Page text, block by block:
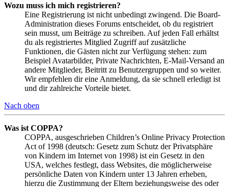
Wozu muss ich mich registrieren?
Eine Registrierung ist nicht unbedingt zwingend. Die Board-
Administration dieses Forums entscheidet, ob du registriert
sein musst, um Beiträge zu schreiben. Auf jeden Fall erhältst
du als registriertes Mitglied Zugriff auf zusätzliche
Funktionen, die Gästen nicht zur Verfügung stehen: zum
Beispiel Avatarbilder, Private Nachrichten, E-Mail-Versand an
andere Mitglieder, Beitritt zu Benutzergruppen und so weiter.
Wir empfehlen dir eine Anmeldung, da sie schnell erledigt ist
und dir zahlreiche Vorteile bietet.
Nach oben
Was ist COPPA?
COPPA, ausgeschrieben Children’s Online Privacy Protection
Act of 1998 (deutsch: Gesetz zum Schutz der Privatsphäre
von Kindern im Internet von 1998) ist ein Gesetz in den
USA, welches festlegt, dass Websites, die möglicherweise
persönliche Daten von Kindern unter 13 Jahren erheben,
hierzu die Zustimmung der Eltern beziehungsweise des oder